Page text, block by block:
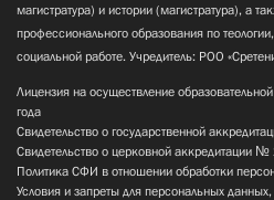
магистратура) и истории (магистратура), а
профессионального образования по
социальной работе. Учредитель: РОО
Лицензия на осуществление
года
Свидетельство о государственной
Свидетельство о церковной аккредитации
Политика СФИ в отношении обработки
Условия и запреты для персональных